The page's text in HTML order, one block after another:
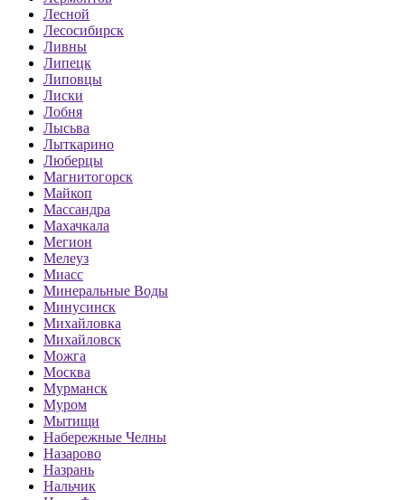
Лесной
Лесосибирск
Ливны
Липецк
Липовцы
Лиски
Лобня
Лысьва
Лыткарино
Люберцы
Магнитогорск
Майкоп
Массандра
Махачкала
Мегион
Мелеуз
Миасс
Минеральные Воды
Минусинск
Михайловка
Михайловск
Можга
Москва
Мурманск
Муром
Мытищи
Набережные Челны
Назарово
Назрань
Нальчик